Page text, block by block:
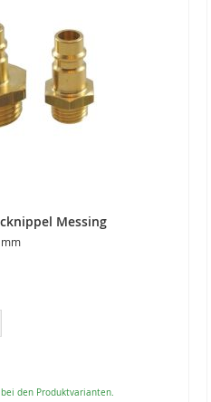
Messing
den Produktvarianten.